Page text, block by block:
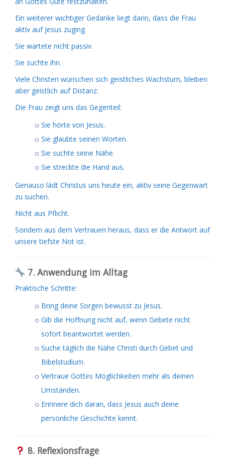
Ein weiterer wichtiger Gedanke liegt darin, dass die Frau
aktiv auf Jesus zuging.
Sie wartete nicht passiv.
Sie suchte ihn.
Viele Christen wünschen sich geistliches Wachstum, bleiben
aber geistlich auf Distanz.
Die Frau zeigt uns das Gegenteil:
Sie hörte von Jesus.
Sie glaubte seinen Worten.
Sie suchte seine Nähe.
Sie streckte die Hand aus.
Genauso lädt Christus uns heute ein, aktiv seine Gegenwart
zu suchen.
Nicht aus Pflicht.
Sondern aus dem Vertrauen heraus, dass er die Antwort auf
unsere tiefste Not ist.
7. Anwendung im Alltag
Praktische Schritte:
Bring deine Sorgen bewusst zu Jesus.
Gib die Hoffnung nicht auf, wenn Gebete nicht
sofort beantwortet werden.
Suche täglich die Nähe Christi durch Gebet und
Bibelstudium.
Vertraue Gottes Möglichkeiten mehr als deinen
Umständen.
Erinnere dich daran, dass Jesus auch deine
persönliche Geschichte kennt.
8. Reflexionsfrage